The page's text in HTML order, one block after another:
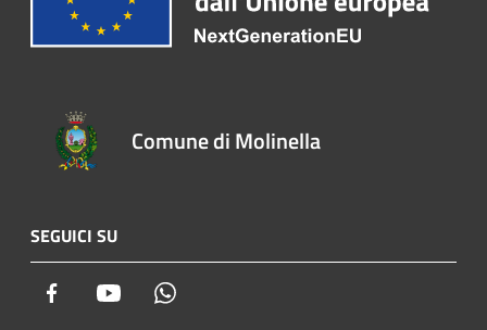
Comune di Molinella
SEGUICI SU
Facebook Youtube